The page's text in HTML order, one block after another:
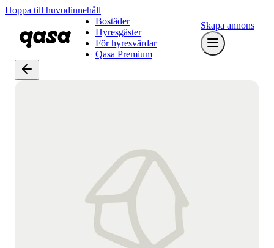
Hoppa till huvudinnehåll
Bostäder
Hyresgäster
För hyresvärdar
Qasa Premium
Skapa annons